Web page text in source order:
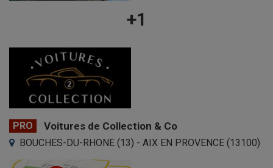
+1
PRO Voitures de Collection & Co
BOUCHES-DU-RHONE (13) - AIX EN PROVENCE (13100)